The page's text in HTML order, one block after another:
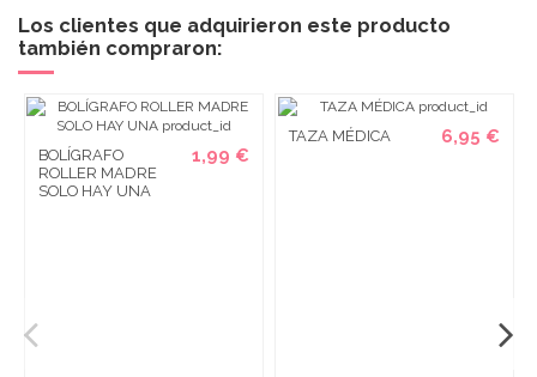
Los clientes que adquirieron este producto
también compraron:
BOLÍGRAFO
ROLLER MADRE
SOLO HAY UNA
1,99 €
TAZA MÉDICA 6,95 €